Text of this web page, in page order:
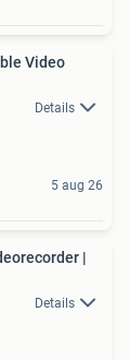
Video
Details
5 aug 26
|
Details